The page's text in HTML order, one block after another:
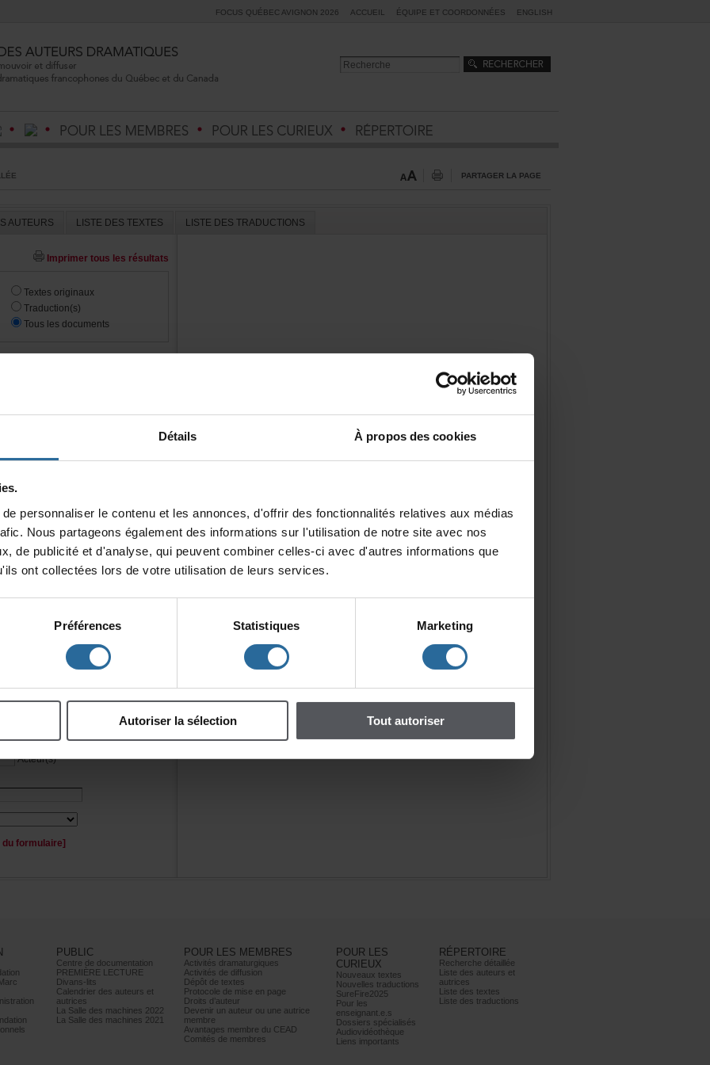
Détails Àproposdescookies
ciavecd'autresinformationsque
Préférences Statistiques Marketing
Autoriserlasélection Toutautoriser
FOCUSQUÉBECAVIGNON2026 ACCUEIL ÉQUIPEETCOORDONNÉES ENGLISH
PARTAGERLAPAGE
LISTEDESTEXTES LISTEDESTRADUCTIONS
Imprimertouslesrésultats
Textesoriginaux
Traduction(s)
Touslesdocuments
Enfants
Personnage(s)
Acteur(s)
PUBLIC
Centrededocumentation
PREMIÈRELECTURE
Divans-lits
Calendrierdesauteurset
autrices
LaSalledesmachines2022
LaSalledesmachines2021
POURLESMEMBRES
Activitésdramaturgiques
Activitésdediffusion
Dépôtdetextes
Protocoledemiseenpage
Droitsd’auteur
Devenirunauteurouuneautrice
membre
AvantagesmembreduCEAD
Comitésdemembres
POURLES
CURIEUX
Nouveauxtextes
Nouvellestraductions
SureFire2025
Pourles
enseignant.e.s
Dossiersspécialisés
Audiovidéothèque
Liensimportants
RÉPERTOIRE
Recherchedétaillée
Listedesauteurset
autrices
Listedestextes
Listedestraductions